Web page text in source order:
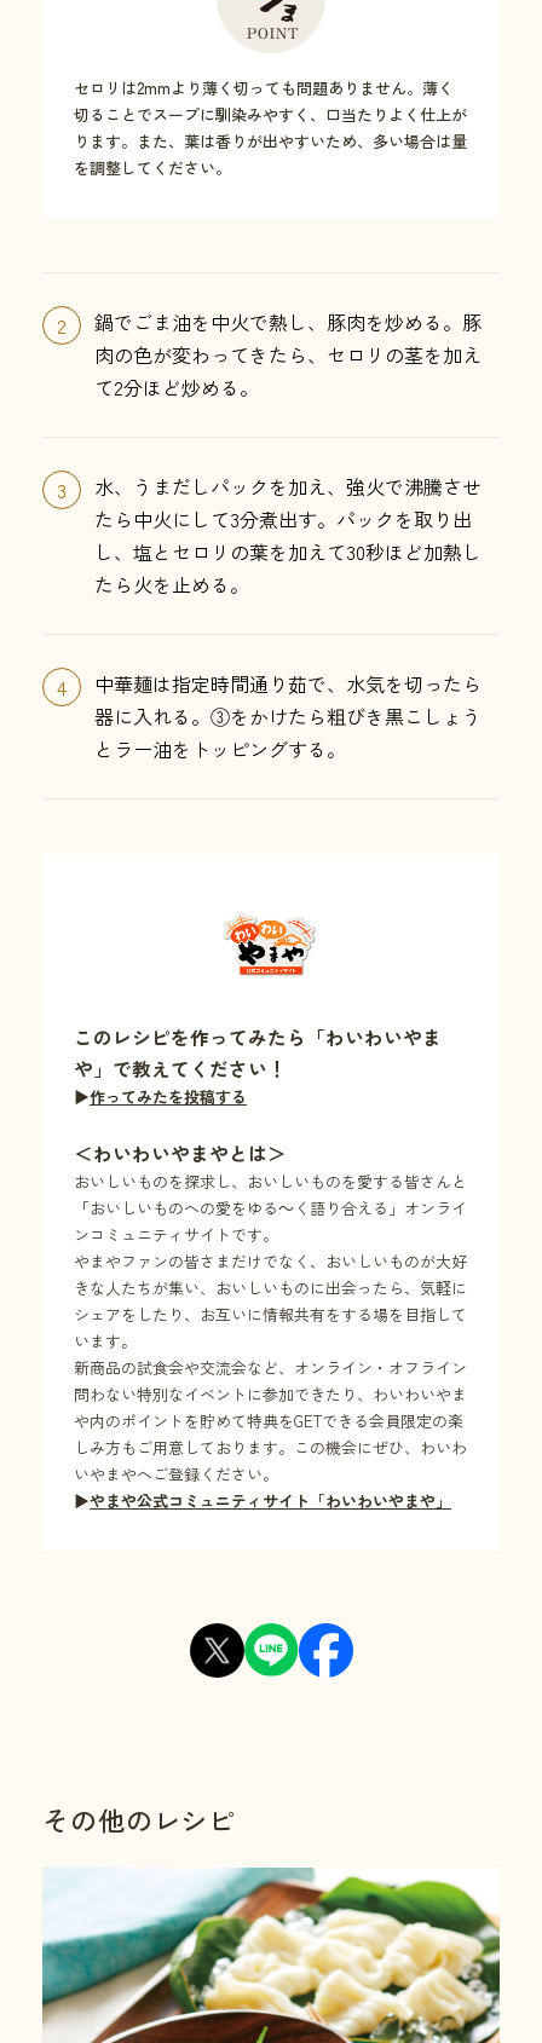
セロリは2mmより薄く切っても問題ありません。薄く
切ることでスープに馴染みやすく、口当たりよく仕上が
ります。また、葉は香りが出やすいため、多い場合は量
を調整してください。
2
鍋でごま油を中火で熱し、豚肉を炒める。豚
肉の色が変わってきたら、セロリの茎を加え
て2分ほど炒める。
3
水、うまだしパックを加え、強火で沸騰させ
たら中火にして3分煮出す。パックを取り出
し、塩とセロリの葉を加えて30秒ほど加熱し
たら火を止める。
4
中華麺は指定時間通り茹で、水気を切ったら
器に入れる。③をかけたら粗びき黒こしょう
とラー油をトッピングする。
このレシピを作ってみたら「わいわいやま
や」で教えてください！
▶作ってみたを投稿する
＜わいわいやまやとは＞
おいしいものを探求し、おいしいものを愛する皆さんと
「おいしいものへの愛をゆる～く語り合える」オンライ
ンコミュニティサイトです。
やまやファンの皆さまだけでなく、おいしいものが大好
きな人たちが集い、おいしいものに出会ったら、気軽に
シェアをしたり、お互いに情報共有をする場を目指して
います。
新商品の試食会や交流会など、オンライン・オフライン
問わない特別なイベントに参加できたり、わいわいやま
や内のポイントを貯めて特典をGETできる会員限定の楽
しみ方もご用意しております。この機会にぜひ、わいわ
いやまやへご登録ください。
▶やまや公式コミュニティサイト「わいわいやまや」
その他のレシピ